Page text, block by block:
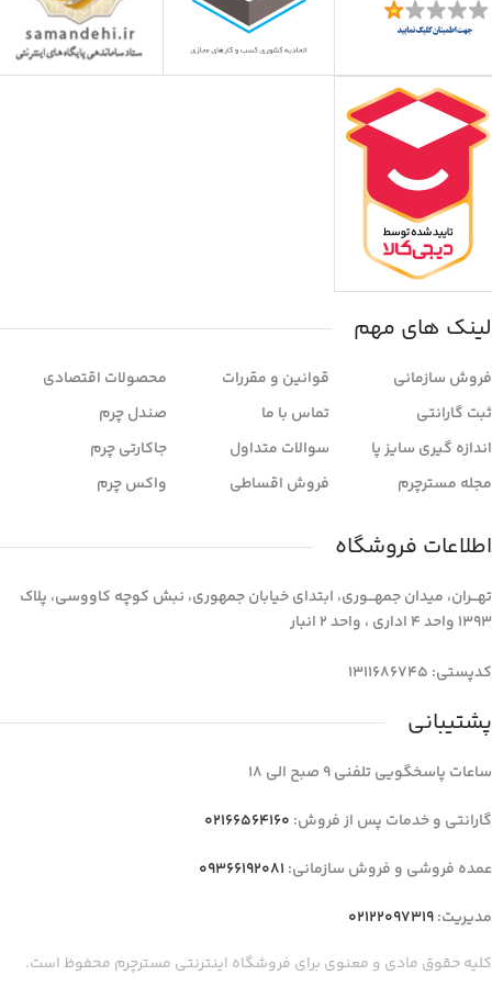
لینک های مهم
فروش سازمانی
ثبت گارانتی
اندازه گیری سایز پا
مجله مسترچرم
قوانین و مقررات
تماس با ما
سوالات متداول
فروش اقساطی
محصولات اقتصادی
صندل چرم
جاکارتی چرم
واکس چرم
اطلاعات فروشگاه
تهـــران، میدان جمهـــوری، ابتدای خیابان جمهوری، نبش کوچه کاووسی، پلاک
1393 واحد 4 اداری ، واحد 2 انبار
کدپستی: 1311686745
پشتیبانی
ساعات پاسخگویی تلفنی 9 صبح الی 18
گارانتی و خدمات پس از فروش: 02166564160
عمده فروشی و فروش سازمانی: 09366192081
مدیریت:02122097319
کلیه حقوق مادی و معنوی برای فروشگاه اینترنتی مسترچرم محفوظ است.